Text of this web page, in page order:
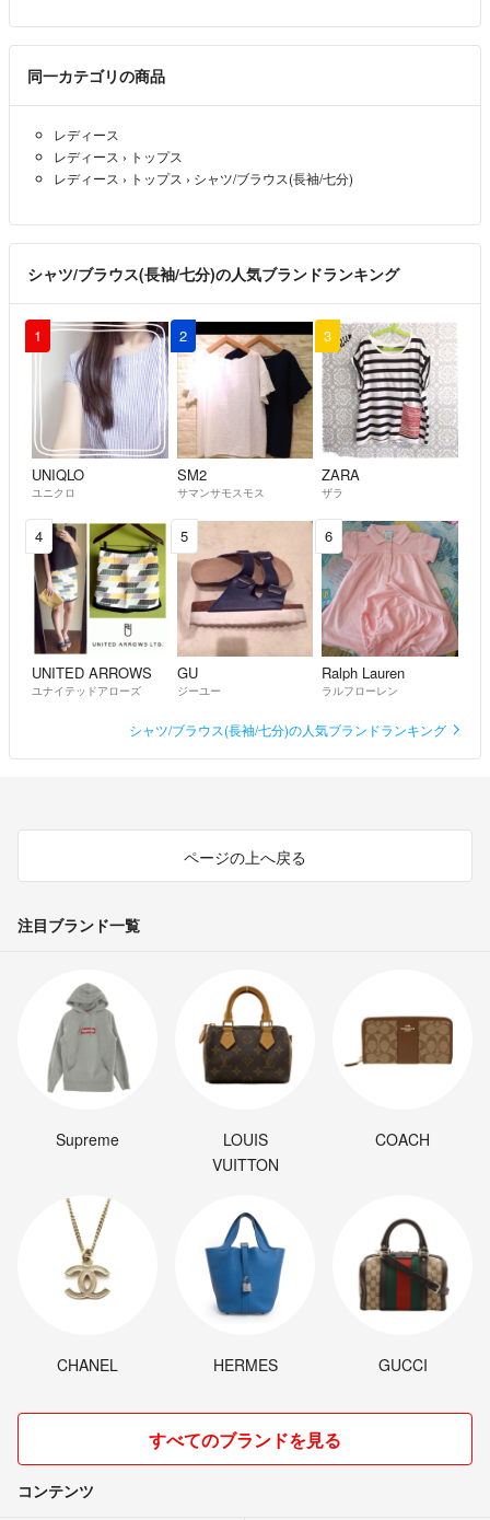
同一カテゴリの商品
レディース
レディース › トップス
レディース › トップス › シャツ/ブラウス(長袖/七分)
シャツ/ブラウス(長袖/七分)の人気ブランドランキング
1
UNIQLO
ユニクロ
2
SM2
サマンサモスモス
3
ZARA
ザラ
4
UNITED ARROWS
ユナイテッドアローズ
5
GU
ジーユー
6
Ralph Lauren
ラルフローレン
シャツ/ブラウス(長袖/七分)の人気ブランドランキング
ページの上へ戻る
注目ブランド一覧
Supreme
LOUIS
VUITTON
COACH
CHANEL HERMES GUCCI
すべてのブランドを見る
コンテンツ